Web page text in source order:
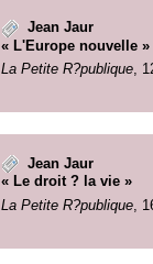
Jean Jaur
« L'Europe nouvelle »
La Petite R?publique,
Jean Jaur
« Le droit ? la vie »
La Petite R?publique,